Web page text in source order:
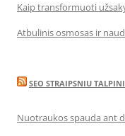
Kaip transformuoti
Atbulinis osmosas ir
SEO STRAIPSNIU
Nuotraukos spauda ant